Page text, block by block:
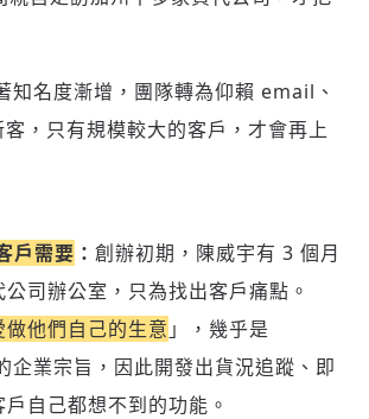
知名度漸增，團隊轉為仰賴 email、
，只有規模較大的客戶，才會再上
戶需要 ： 創辦初期，陳威宇有 3 個月
司辦公室，只為找出客戶痛點。
做他們自己的生意 」，幾乎是
業宗旨，因此開發出貨況追蹤、即
自己都想不到的功能。